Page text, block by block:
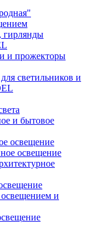
гирлянды
и прожекторы
светильников и
и бытовое
освещение
освещение
и